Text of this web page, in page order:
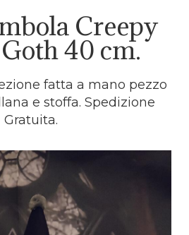
Creepy
40 cm.
fatta a mano pezzo
e stoffa. Spedizione
Gratuita.